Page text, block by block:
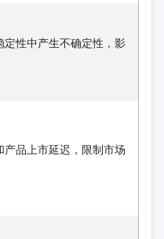
性中产生不确定性，影
品上市延迟，限制市场